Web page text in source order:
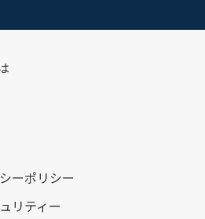
ーポリシー
リティー